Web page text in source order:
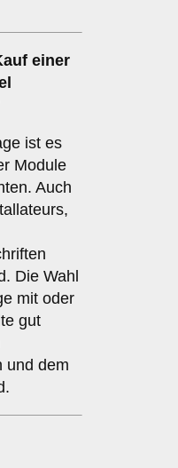
einer
ist es
Module
Auch
Die Wahl
mit oder
gut
und dem